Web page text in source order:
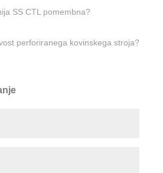
SS CTL pomembna?
perforiranega kovinskega stroja?